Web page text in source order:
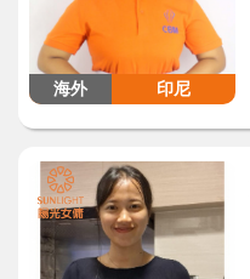
海外 印尼